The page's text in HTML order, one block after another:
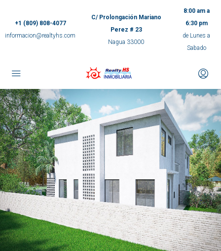
+1 (809) 808-4077
informacion@realtyhs.com
C/ Prolongación Mariano
Perez # 23
Nagua 33000
8:00 am a
6:30 pm
de Lunes a
Sabado